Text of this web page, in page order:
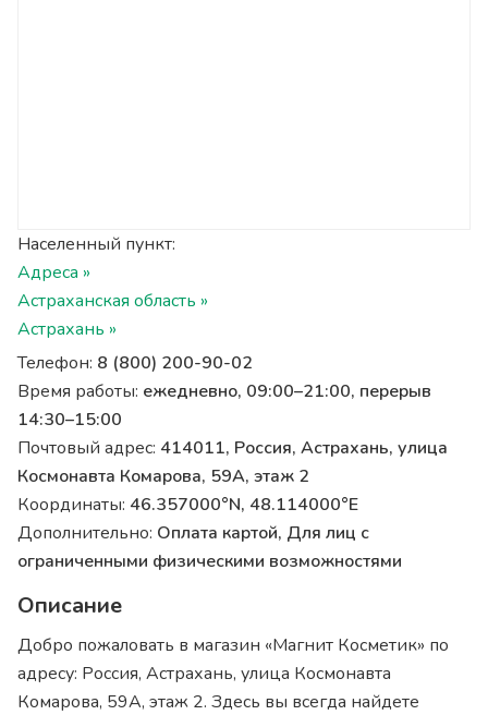
Населенный пункт:
Адреса »
Астраханская область »
Астрахань »
Телефон: 8 (800) 200-90-02
Время работы: ежедневно, 09:00–21:00, перерыв
14:30–15:00
Почтовый адрес: 414011, Россия, Астрахань, улица
Космонавта Комарова, 59А, этаж 2
Координаты: 46.357000°N, 48.114000°E
Дополнительно: Оплата картой, Для лиц с
ограниченными физическими возможностями
Описание
Добро пожаловать в магазин «Магнит Косметик» по
адресу: Россия, Астрахань, улица Космонавта
Комарова, 59А, этаж 2. Здесь вы всегда найдете